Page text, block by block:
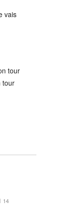
vais
tour
tour
14